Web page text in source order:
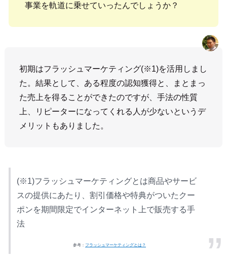
事業を軌道に乗せていったんでしょうか？
初期はフラッシュマーケティング(※1)を活用しまし
た。結果として、ある程度の認知獲得と、まとまっ
た売上を得ることができたのですが、手法の性質
上、リピーターになってくれる人が少ないというデ
メリットもありました。
(※1)フラッシュマーケティングとは商品やサービ
スの提供にあたり、割引価格や特典がついたクー
ポンを期間限定でインターネット上で販売する手
法
参考： フラッシュマーケティングとは？